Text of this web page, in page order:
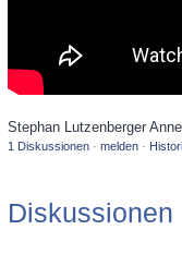
Stephan Lutzenberger
1 Diskussionen· melden·
Diskussionen